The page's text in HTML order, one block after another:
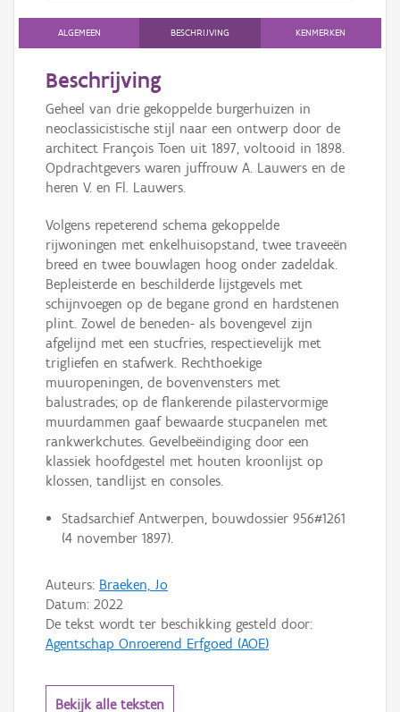
ALGEMEEN BESCHRIJVING KENMERKEN
Beschrijving
Geheel van drie gekoppelde burgerhuizen in
neoclassicistische stijl naar een ontwerp door de
architect François Toen uit 1897, voltooid in 1898.
Opdrachtgevers waren juffrouw A. Lauwers en de
heren V. en Fl. Lauwers.
Volgens repeterend schema gekoppelde
rijwoningen met enkelhuisopstand, twee traveeën
breed en twee bouwlagen hoog onder zadeldak.
Bepleisterde en beschilderde lijstgevels met
schijnvoegen op de begane grond en hardstenen
plint. Zowel de beneden- als bovengevel zijn
afgelijnd met een stucfries, respectievelijk met
trigliefen en stafwerk. Rechthoekige
muuropeningen, de bovenvensters met
balustrades; op de flankerende pilastervormige
muurdammen gaaf bewaarde stucpanelen met
rankwerkchutes. Gevelbeëindiging door een
klassiek hoofdgestel met houten kroonlijst op
klossen, tandlijst en consoles.
Stadsarchief Antwerpen, bouwdossier 956#1261
(4 november 1897).
Auteurs: Braeken, Jo
Datum: 2022
De tekst wordt ter beschikking gesteld door:
Agentschap Onroerend Erfgoed (AOE)
Bekijk alle teksten